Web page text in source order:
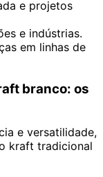
e projetos
e indústrias.
em linhas de
branco: os
e versatilidade,
kraft tradicional